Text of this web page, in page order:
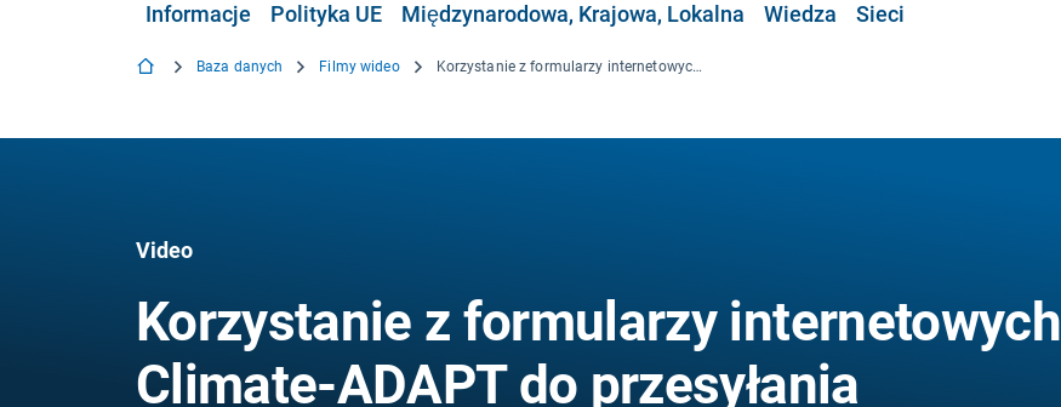
Informacje Polityka UE Międzynarodowa, Krajowa, Lokalna Wiedza Sieci
Baza danych Filmy wideo Korzystanie z formularzy internetowych Climate-ADAPT do przesyłania wiadomości i wydarzeń oraz tworzenie linków internetowych do Climate-ADAPT
Video
Korzystanie z formularzy internetowych
Climate-ADAPT do przesyłania